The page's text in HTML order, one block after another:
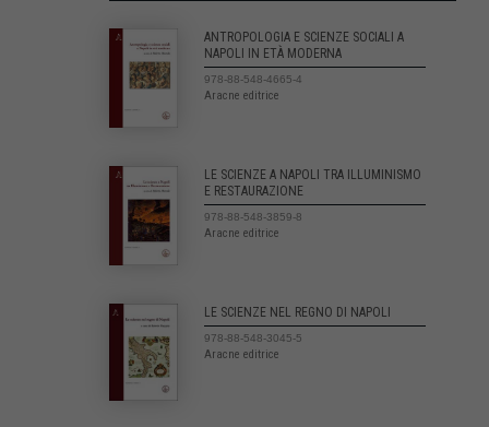
ANTROPOLOGIA E SCIENZE SOCIALI A
NAPOLI IN ETÀ MODERNA
978-88-548-4665-4
Aracne editrice
LE SCIENZE A NAPOLI TRA ILLUMINISMO
E RESTAURAZIONE
978-88-548-3859-8
Aracne editrice
LE SCIENZE NEL REGNO DI NAPOLI
978-88-548-3045-5
Aracne editrice